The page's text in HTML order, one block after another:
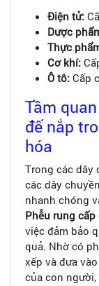
Điện tử:
Dược
Thực
Cơ khí:
Ô tô: Cấp
Tầm
đế nắp
hóa
Trong các dây
các dây
nhanh chóng
Phễu rung cấp
việc đảm bảo
quả. Nhờ có
xếp và đưa
của con người,